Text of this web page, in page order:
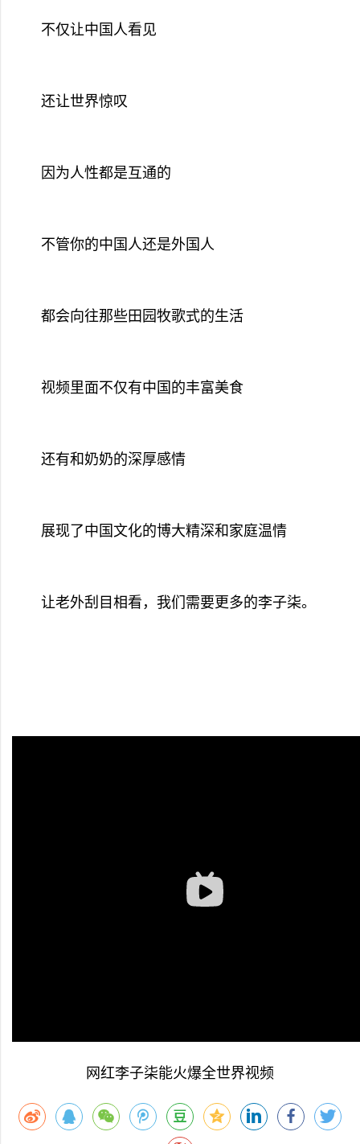
不仅让中国人看见
还让世界惊叹
因为人性都是互通的
不管你的中国人还是外国人
都会向往那些田园牧歌式的生活
视频里面不仅有中国的丰富美食
还有和奶奶的深厚感情
展现了中国文化的博大精深和家庭温情
让老外刮目相看，我们需要更多的李子柒。
网红李子柒能火爆全世界视频